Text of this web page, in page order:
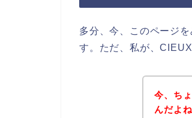
多分、今、このページ
す。ただ、私が、
今、ち
んだよ